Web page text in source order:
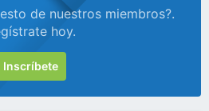
de nuestros miembros?.
hoy.
Inscríbete